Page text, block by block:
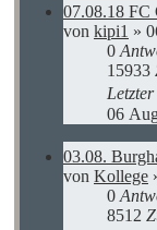
07.08.18 FC
von kipi1 »
0
15933
06
03.08.
von Kollege
0
8512